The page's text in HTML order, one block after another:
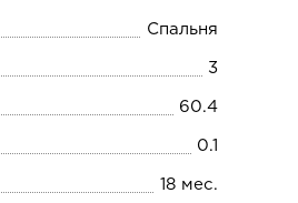
Спальня
3
60.4
0.1
18 мес.